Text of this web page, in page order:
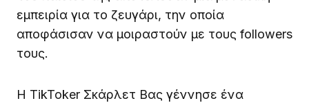
εμπειρία για το ζευγάρι, την οποία
αποφάσισαν να μοιραστούν με τους followers
τους.
Η TikToker Σκάρλετ Βας γέννησε ένα